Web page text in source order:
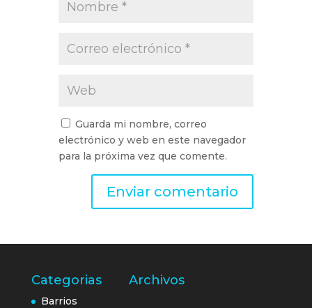
Guarda mi nombre, correo
electrónico y web en este navegador
para la próxima vez que comente.
Categorias
Barrios
Archivos